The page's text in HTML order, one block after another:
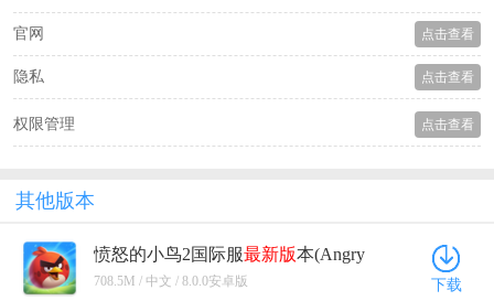
官网 点击查看
隐私 点击查看
权限管理 点击查看
其他版本
愤怒的小鸟2国际服最新版本(Angry
Birds 2) 8.0.0安卓版
708.5M / 中文 / 8.0.0安卓版 下载